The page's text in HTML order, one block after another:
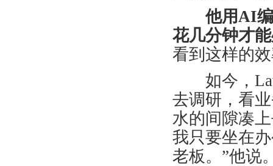
他用AI
花几分钟才
看到这样的
如今，
去调研，看
水的间隙凑
我只要坐在
老板。 ”他说